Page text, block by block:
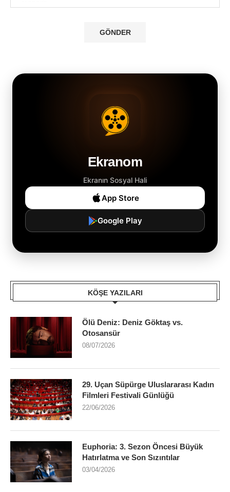
Ekranom
Ekranın Sosyal Hali
App Store
Google Play
KÖŞE YAZILARI
Ölü Deniz: Deniz Göktaş vs.
Otosansür
08/07/2026
29. Uçan Süpürge Uluslararası Kadın
Filmleri Festivali Günlüğü
22/06/2026
Euphoria: 3. Sezon Öncesi Büyük
Hatırlatma ve Son Sızıntılar
03/04/2026